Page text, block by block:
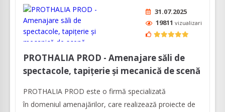
31.07.2025
19811 vizualizari
PROTHALIA PROD - Amenajare săli de
spectacole, tapițerie și mecanică de scenă
PROTHALIA PROD este o firmă specializată
în domeniul amenajărilor, care realizează proiecte de